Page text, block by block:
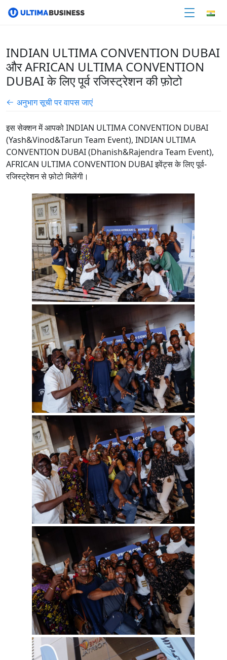
INDIAN ULTIMA CONVENTION DUBAI
और AFRICAN ULTIMA CONVENTION
DUBAI के लिए पूर्व रजिस्ट्रेशन की फ़ोटो
अनुभाग सूची पर वापस जाएं
इस सेक्शन में आपको INDIAN ULTIMA CONVENTION DUBAI
(Yash&Vinod&Tarun Team Event), INDIAN ULTIMA
CONVENTION DUBAI (Dhanish&Rajendra Team Event),
AFRICAN ULTIMA CONVENTION DUBAI इवेंट्स के लिए पूर्व-
रजिस्ट्रेशन से फ़ोटो मिलेंगी।